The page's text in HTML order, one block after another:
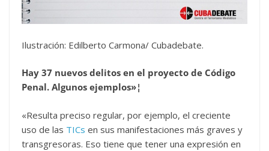
Ilustración: Edilberto Carmona/ Cubadebate.
Hay 37 nuevos delitos en el proyecto de Código
Penal. Algunos ejemplos»¦
«Resulta preciso regular, por ejemplo, el creciente
uso de las TICs en sus manifestaciones más graves y
transgresoras. Eso tiene que tener una expresión en